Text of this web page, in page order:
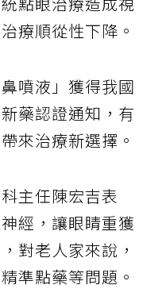
療順從性下降。
噴液」獲得我國
藥認證通知，有
來治療新選擇。
主任陳宏吉表
經，讓眼睛重獲
對老人家來說，
準點藥等問題。